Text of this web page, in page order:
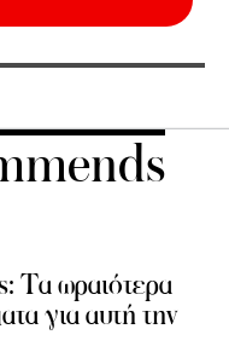
Τα ωραιότερα
για αυτή την